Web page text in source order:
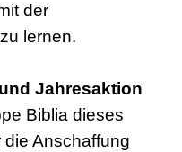
der
lernen.
Jahresaktion
Biblia dieses
Anschaffung